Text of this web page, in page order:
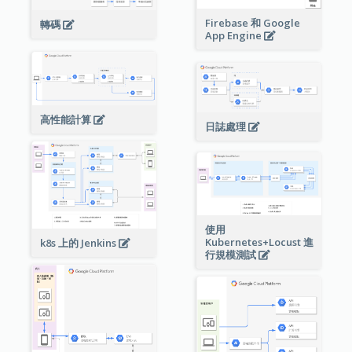
Firebase 和 Google
App Engine
轉碼
高性能計算
日誌處理
k8s 上的 Jenkins
使用
Kubernetes+Locust 進
行規模測試